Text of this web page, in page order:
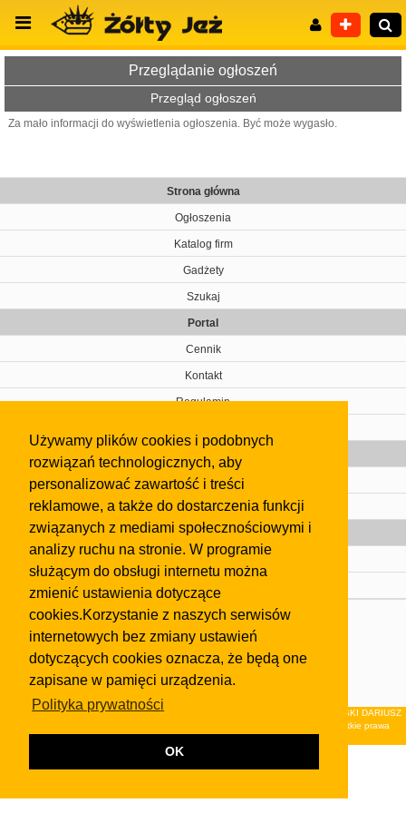
Używamy plików cookies i podobnych
rozwiązań technologicznych, aby
personalizować zawartość i treści
reklamowe, a także do dostarczenia funkcji
związanych z mediami społecznościowymi i
analizy ruchu na stronie. W programie
służącym do obsługi internetu można
zmienić ustawienia dotyczące
cookies.Korzystanie z naszych serwisów
internetowych bez zmiany ustawień
dotyczących cookies oznacza, że będą one
zapisane w pamięci urządzenia.
Polityka prywatności
OK
Przeglądanie ogłoszeń
Przegląd ogłoszeń
Za mało informacji do wyświetlenia ogłoszenia. Być może wygasło.
Strona główna
Ogłoszenia
Katalog firm
Gadżety
Szukaj
Portal
Cennik
Kontakt
Regulamin
Gazeta
Olkusz
Kontakt
Strefa dla biznesu
Biura nieruchomości
Dealerzy i autokomisy
Skontaktuj się z nami
regulaminuiPolityki Prywatności.
Klauzula FB
© 2026Wydawnictwo NEON sp. z o.o. (dawniej: FIRMA NEON MAREK KLUCZEWSKI DARIUSZ
KRAWCZYK s.c.) z siedzibą w Olkuszu, ul.Żuradzka 15, 32-300 Olkusz . Wszystkie prawa